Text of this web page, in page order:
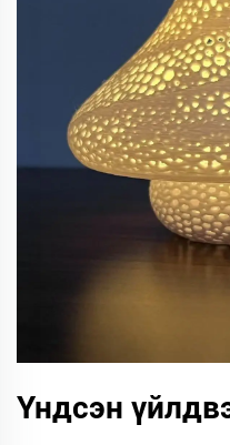
Үндсэн